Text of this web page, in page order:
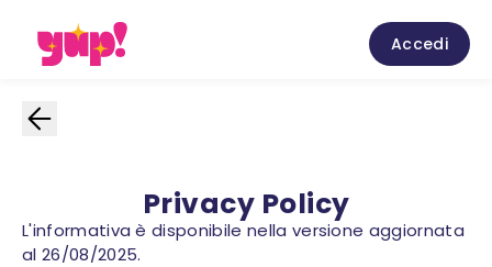
Accedi
Privacy Policy
L'informativa è disponibile nella versione aggiornata
al 26/08/2025.